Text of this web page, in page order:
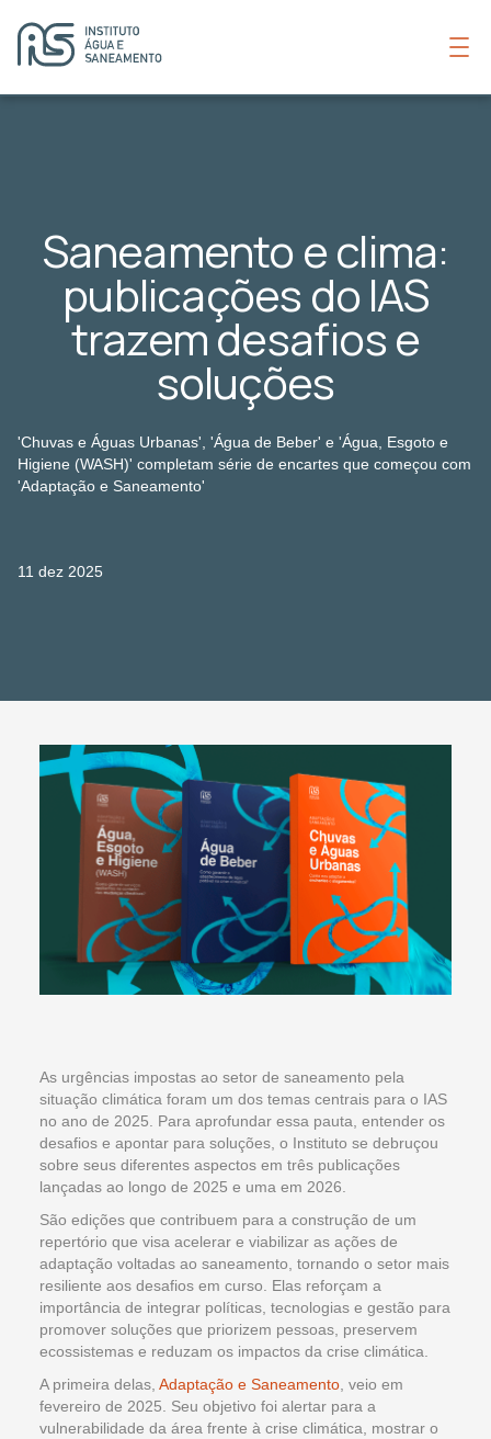
Saneamento e clima:
publicações do IAS
trazem desafios e
soluções
'Chuvas e Águas Urbanas', 'Água de Beber' e 'Água, Esgoto e
Higiene (WASH)' completam série de encartes que começou com
'Adaptação e Saneamento'
11 dez 2025
As urgências impostas ao setor de saneamento pela
situação climática foram um dos temas centrais para o IAS
no ano de 2025. Para aprofundar essa pauta, entender os
desafios e apontar para soluções, o Instituto se debruçou
sobre seus diferentes aspectos em três publicações
lançadas ao longo de 2025 e uma em 2026.
São edições que contribuem para a construção de um
repertório que visa acelerar e viabilizar as ações de
adaptação voltadas ao saneamento, tornando o setor mais
resiliente aos desafios em curso. Elas reforçam a
importância de integrar políticas, tecnologias e gestão para
promover soluções que priorizem pessoas, preservem
ecossistemas e reduzam os impactos da crise climática.
A primeira delas, Adaptação e Saneamento , veio em
fevereiro de 2025. Seu objetivo foi alertar para a
vulnerabilidade da área frente à crise climática, mostrar o